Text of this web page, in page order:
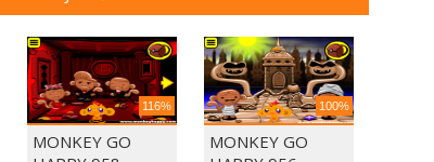
116%
MONKEY GO
100%
MONKEY GO